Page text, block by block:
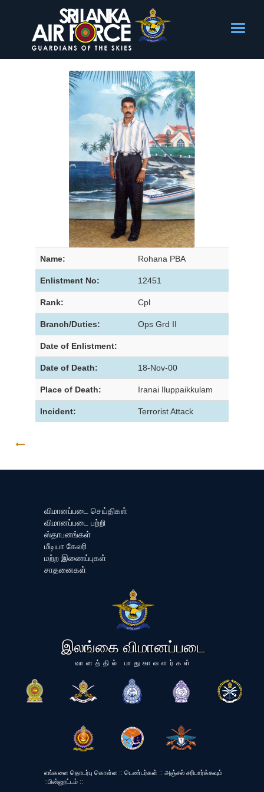
Name: Rohana PBA
Enlistment No: 12451
Rank: Cpl
Branch/Duties: Ops Grd II
Date of Enlistment:
Date of Death: 18-Nov-00
Place of Death: Iranai Iluppaikkulam
Incident: Terrorist Attack
விமானப்படை செய்திகள்
விமானப்படை பற்றி
ஸ்தாபனங்கள்
மீடியா கேலரி
மற்ற இணைப்புகள்
சாதனைகள்
இலங்கை விமானப்படை
வானத்தில் பாதுகாவளர்கள்
எங்களை தொடர்பு கொள்ள :: டெண்டர்கள் :: அஞ்சல் சரிபார்க்கவும்
::பின்னூட்டம் ::